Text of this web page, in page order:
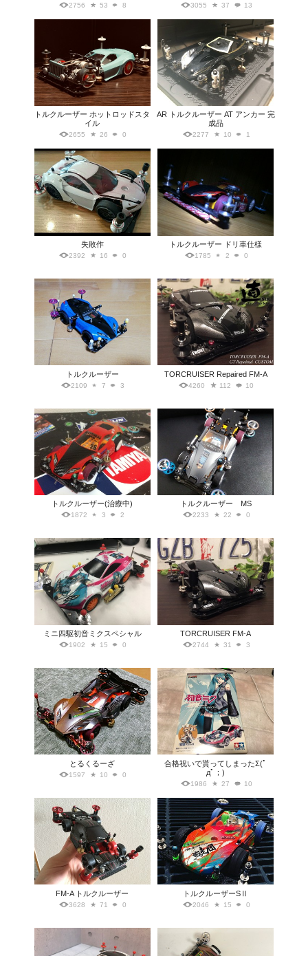
2756 53 8 3055 37 13
トルクルーザー ホットロッドスタ
イル
2655 26 0
AR トルクルーザー AT アンカー 完
成品
2277 10 1
失敗作
2392 16 0
トルクルーザー ドリ車仕様
1785 2 0
トルクルーザー
2109 7 3
TORCRUISER Repaired FM-A
4260 112 10
トルクルーザー(治療中)
1872 3 2
トルクルーザー MS
2233 22 0
ミニ四駆初音ミクスペシャル
1902 15 0
TORCRUISER FM-A
2744 31 3
とるくるーざ
1597 10 0
合格祝いで貰ってしまったΣ(ﾟ
дﾟ；)
1986 27 10
FM-A トルクルーザー
3628 71 0
トルクルーザーSⅡ
2046 15 0